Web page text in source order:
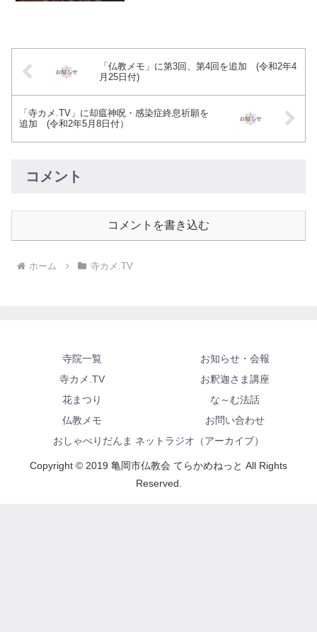
「仏教メモ」に第3回、第4回を追加 (令和2年4
月25日付)
「寺カメ.TV」に却瘟神呪・感染症終息祈願を
追加 (令和2年5月8日付）
コメント
コメントを書き込む
ホーム 寺カメ.TV
寺院一覧
お知らせ・会報
寺カメ.TV
お釈迦さま講座
花まつり
な～む法話
仏教メモ
お問い合わせ
おしゃべりだんま ネットラジオ（アーカイブ）
Copyright © 2019 亀岡市仏教会 てらかめねっと All Rights
Reserved.